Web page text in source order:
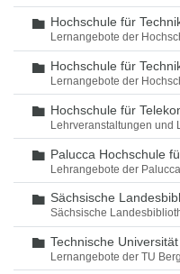
Ordner
Hochschule für
Lernangebote der
Ordner
Hochschule für
Lernangebote der
Ordner
Hochschule für
Lehrveranstaltungen
Ordner
Palucca Hochschule
Lehrangebote der
Ordner
Sächsische
Sächsische
Ordner
Technische
Lernangebote der TU